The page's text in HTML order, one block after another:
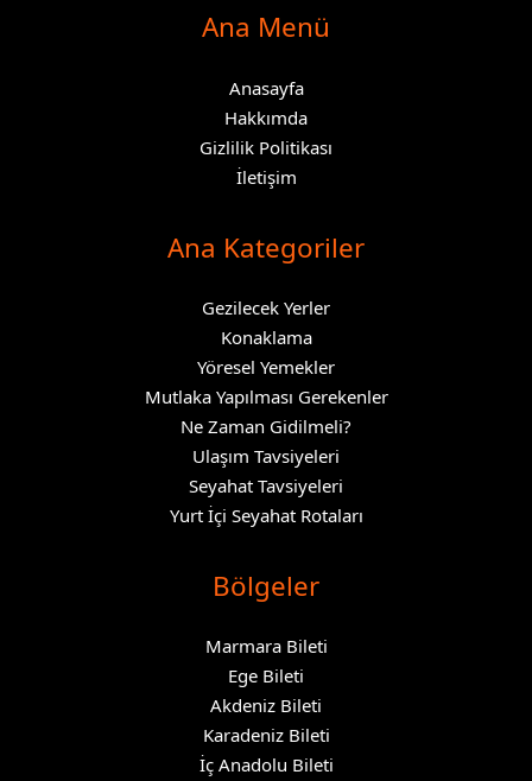
Ana Menü
Anasayfa
Hakkımda
Gizlilik Politikası
İletişim
Ana Kategoriler
Gezilecek Yerler
Konaklama
Yöresel Yemekler
Mutlaka Yapılması Gerekenler
Ne Zaman Gidilmeli?
Ulaşım Tavsiyeleri
Seyahat Tavsiyeleri
Yurt İçi Seyahat Rotaları
Bölgeler
Marmara Bileti
Ege Bileti
Akdeniz Bileti
Karadeniz Bileti
İç Anadolu Bileti